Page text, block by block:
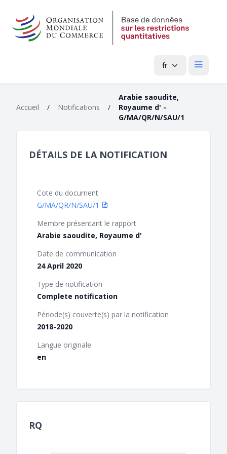
fr Menu
Accueil / Notifications /
Arabie saoudite,
Royaume d' -
G/MA/QR/N/SAU/1
DÉTAILS DE LA NOTIFICATION
Cote du document
G/MA/QR/N/SAU/1
Membre présentant le rapport
Arabie saoudite, Royaume d'
Date de communication
24 April 2020
Type de notification
Complete notification
Période(s) couverte(s) par la notification
2018-2020
Langue originale
en
RQ